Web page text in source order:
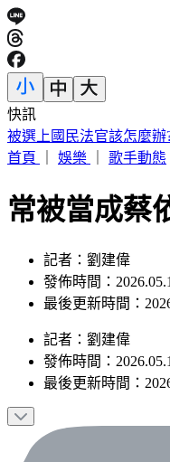
快訊
被選上國民法官該怎麼辦
首頁
娛樂 歌手動態
常被當成蔡
記者：劉建偉
發佈時間：
最後更新時間：
記者 ： 劉建偉
發佈時間：
最後更新時間：